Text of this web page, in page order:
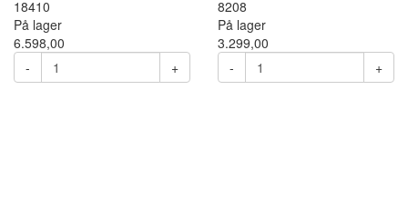
18410
På lager
6.598,00
-
+
8208
På lager
3.299,00
-
+